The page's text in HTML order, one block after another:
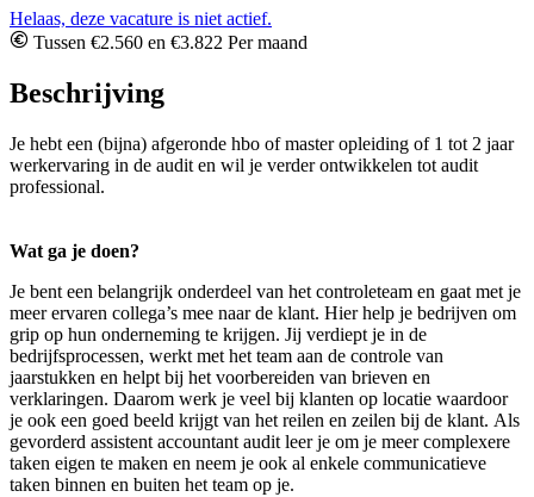
Helaas, deze vacature is niet actief.
Tussen €2.560 en €3.822 Per maand
Beschrijving
Je hebt een (bijna) afgeronde hbo of master opleiding of 1 tot 2 jaar
werkervaring in de audit en wil je verder ontwikkelen tot audit
professional.
Wat ga je doen?
Je bent een belangrijk onderdeel van het controleteam en gaat met je
meer ervaren collega’s mee naar de klant. Hier help je bedrijven om
grip op hun onderneming te krijgen. Jij verdiept je in de
bedrijfsprocessen, werkt met het team aan de controle van
jaarstukken en helpt bij het voorbereiden van brieven en
verklaringen. Daarom werk je veel bij klanten op locatie waardoor
je ook een goed beeld krijgt van het reilen en zeilen bij de klant. Als
gevorderd assistent accountant audit leer je om je meer complexere
taken eigen te maken en neem je ook al enkele communicatieve
taken binnen en buiten het team op je.